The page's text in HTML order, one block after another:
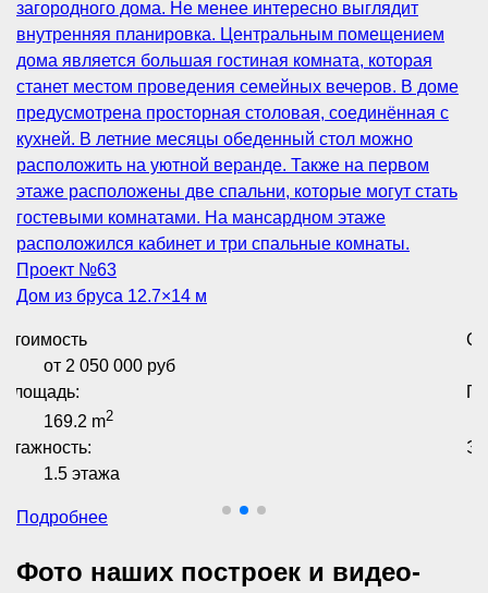
Проект №63
Дом из бруса 12.7×14 м
Стоимость
от 2 050 000 руб
Площадь:
169.2 m2
Этажность:
1.5 этажа
Подробнее
Фото наших построек и видео-